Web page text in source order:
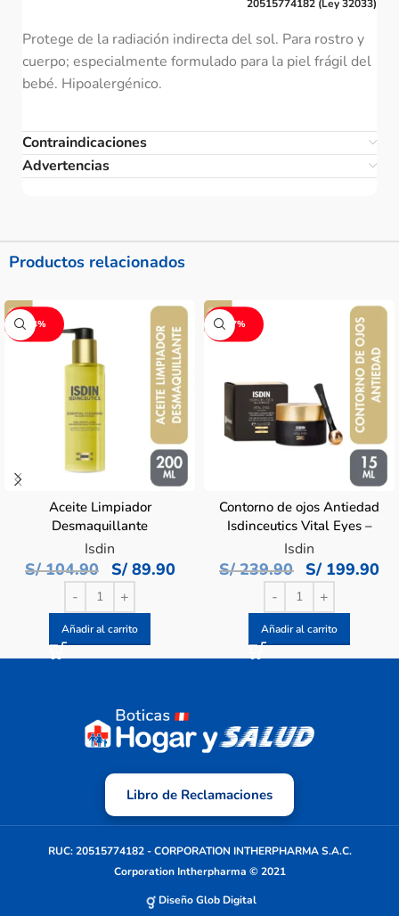
20515774182 (Ley 32033)
Protege de la radiación indirecta del sol. Para rostro y
cuerpo; especialmente formulado para la piel frágil del
bebé. Hipoalergénico.
Contraindicaciones
Advertencias
Productos relacionados
-14%
Aceite Limpiador
Desmaquillante
Isdinceutics Essential
Cleansing – Frasco 200 ML
Isdin
S/104.90 S/89.90
Añadir al carrito
-17%
Contorno de ojos Antiedad
Isdinceutics Vital Eyes –
Pote 15 ML
Isdin
S/239.90 S/ 199.90
Añadir al carrito
Libro de Reclamaciones
RUC: 20515774182 - CORPORATION INTHERPHARMA S.A.C.
Corporation Intherpharma © 2021
Diseño Glob Digital